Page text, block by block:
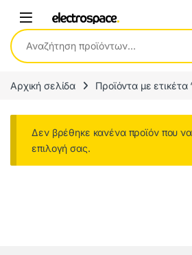
Αναζήτηση για:
Αρχική σελίδα Προϊόντα με
Δεν βρέθηκε κανένα προϊόν που να
επιλογή σας.